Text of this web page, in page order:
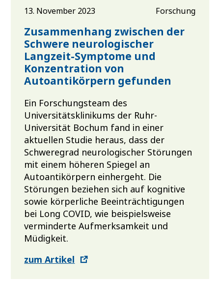
13. November 2023 Forschung
Zusammenhang zwischen der
Schwere neurologischer
Langzeit-Symptome und
Konzentration von
Autoantikörpern gefunden
Ein Forschungsteam des
Universitätsklinikums der Ruhr-
Universität Bochum fand in einer
aktuellen Studie heraus, dass der
Schweregrad neurologischer Störungen
mit einem höheren Spiegel an
Autoantikörpern einhergeht. Die
Störungen beziehen sich auf kognitive
sowie körperliche Beeinträchtigungen
bei Long COVID, wie beispielsweise
verminderte Aufmerksamkeit und
Müdigkeit.
zum Artikel